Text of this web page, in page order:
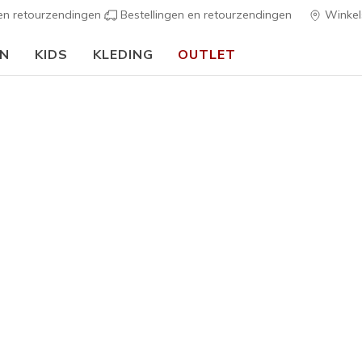
retourzendingen Bestellingen en retourzendingen
KIDS KLEDING OUTLET